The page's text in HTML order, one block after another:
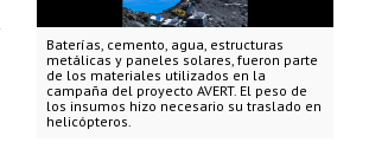
Baterías, cemento, agua, estructuras
metálicas y paneles solares, fueron parte
de los materiales utilizados en la
campaña del proyecto AVERT. El peso de
los insumos hizo necesario su traslado en
helicópteros.